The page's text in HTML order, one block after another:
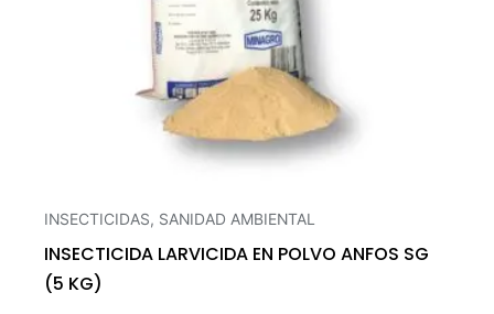
INSECTICIDAS, SANIDAD AMBIENTAL
INSECTICIDA LARVICIDA EN POLVO ANFOS SG
(5 KG)